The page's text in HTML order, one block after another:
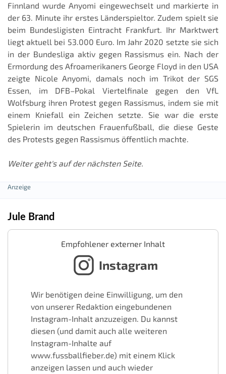
Finnland wurde Anyomi eingewechselt und markierte in
der 63. Minute ihr erstes Länderspieltor. Zudem spielt sie
beim Bundesligisten Eintracht Frankfurt. Ihr Marktwert
liegt aktuell bei 53.000 Euro. Im Jahr 2020 setzte sie sich
in der Bundesliga aktiv gegen Rassismus ein. Nach der
Ermordung des Afroamerikaners George Floyd in den USA
zeigte Nicole Anyomi, damals noch im Trikot der SGS
Essen, im DFB–Pokal Viertelfinale gegen den VfL
Wolfsburg ihren Protest gegen Rassismus, indem sie mit
einem Kniefall ein Zeichen setzte. Sie war die erste
Spielerin im deutschen Frauenfußball, die diese Geste
des Protests gegen Rassismus öffentlich machte.
Weiter geht's auf der nächsten Seite.
Jule Brand
Empfohlener externer Inhalt
Instagram
Wir benötigen deine Einwilligung, um den
von unserer Redaktion eingebundenen
Instagram-Inhalt anzuzeigen. Du kannst
diesen (und damit auch alle weiteren
Instagram-Inhalte auf
www.fussballfieber.de) mit einem Klick
anzeigen lassen und auch wieder